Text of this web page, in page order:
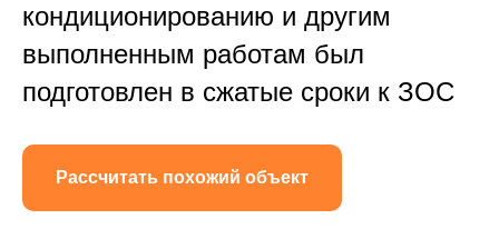
кондиционированию и другим
выполненным работам был
подготовлен в сжатые сроки к ЗОС
Рассчитать похожий объект